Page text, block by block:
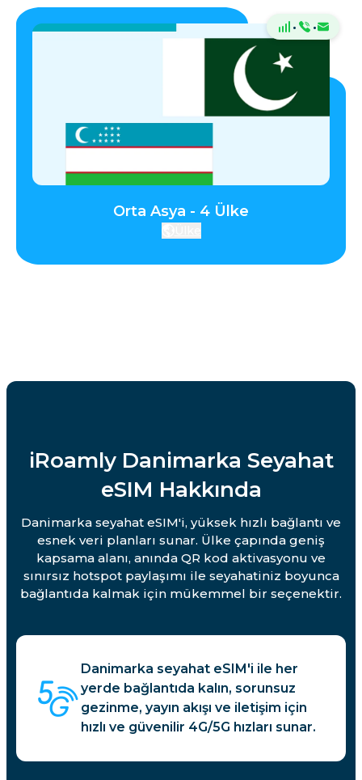
· ·
Orta Asya - 4 Ülke
iRoamly Danimarka Seyahat
eSIM Hakkında
Danimarka seyahat eSIM'i, yüksek hızlı bağlantı ve
esnek veri planları sunar. Ülke çapında geniş
kapsama alanı, anında QR kod aktivasyonu ve
sınırsız hotspot paylaşımı ile seyahatiniz boyunca
bağlantıda kalmak için mükemmel bir seçenektir.
Danimarka seyahat eSIM'i ile her
yerde bağlantıda kalın, sorunsuz
gezinme, yayın akışı ve iletişim için
hızlı ve güvenilir 4G/5G hızları sunar.